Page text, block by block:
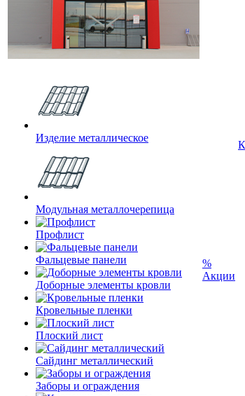
Изделие металлическое
Модульная металлочерепица
Профлист
Фальцевые панели
Доборные элементы кровли
Кровельные пленки
Плоский лист
Сайдинг металлический
Заборы и ограждения
%
Акции